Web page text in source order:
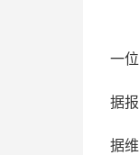
一
据
据